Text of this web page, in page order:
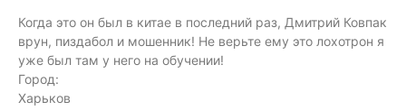
Когда это он был в китае в последний раз, Дмитрий Ковпак
врун, пиздабол и мошенник! Не верьте ему это лохотрон я
уже был там у него на обучении!
Город:
Харьков